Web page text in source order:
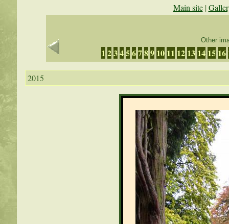
Main site|
Other
1 23456789 10 11 12 13 14 15 16
2015